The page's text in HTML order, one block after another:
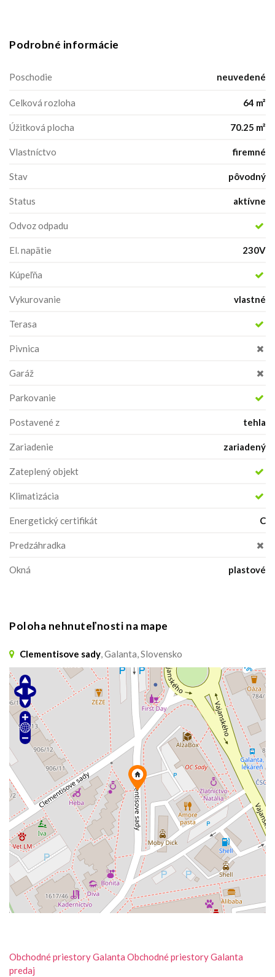
Podrobné informácie
Poschodie neuvedené
Celková rozloha 64 m²
Úžitková plocha 70.25 m²
Vlastníctvo firemné
Stav pôvodný
Status aktívne
Odvoz odpadu
El. napätie 230V
Kúpeľňa
Vykurovanie vlastné
Terasa
Pivnica
Garáž
Parkovanie
Postavené z tehla
Zariadenie zariadený
Zateplený objekt
Klimatizácia
Energetický certifikát C
Predzáhradka
Okná plastové
Poloha nehnuteľnosti na mape
Clementisove sady, Galanta, Slovensko
Obchodné priestoryGalanta Obchodné priestory Galanta
predaj